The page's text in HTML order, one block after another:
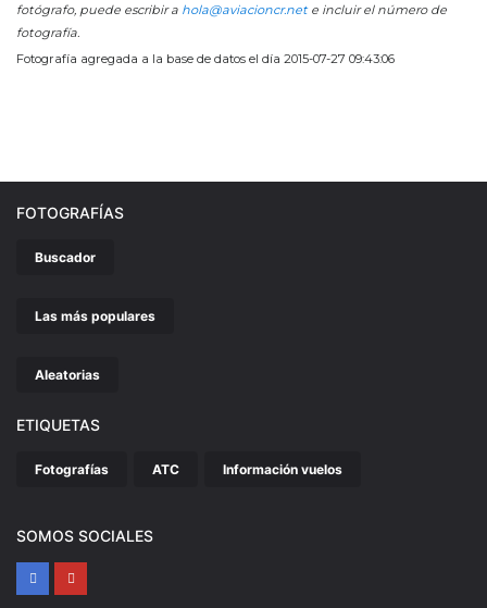
fotógrafo, puede escribir a hola@aviacioncr.nete incluir el número de
fotografía.
Fotografía agregada a la base de datos el día 2015-07-27 09:43:06
FOTOGRAFÍAS
Buscador
Las más populares
Aleatorias
ETIQUETAS
Fotografías ATC Información vuelos
SOMOS SOCIALES